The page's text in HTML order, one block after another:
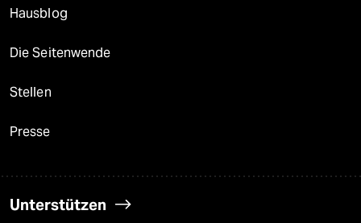
Hausblog
Die Seitenwende
Stellen
Presse
Unterstützen